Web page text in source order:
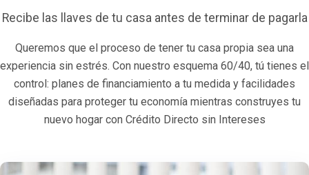
Recibe las llaves de tu casa antes de terminar de pagarla
Queremos que el proceso de tener tu casa propia sea una
experiencia sin estrés. Con nuestro esquema 60/40, tú tienes el
control: planes de financiamiento a tu medida y facilidades
diseñadas para proteger tu economía mientras construyes tu
nuevo hogar con Crédito Directo sin Intereses